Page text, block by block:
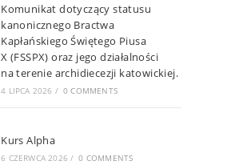
Komunikat dotyczący statusu
kanonicznego Bractwa
Kapłańskiego Świętego Piusa
X (FSSPX) oraz jego działalności
na terenie archidiecezji katowickiej.
4 LIPCA 2026 / 0 COMMENTS
Kurs Alpha
6 CZERWCA 2026 / 0 COMMENTS